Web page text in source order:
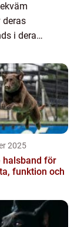
deras
i deras
2025
halsband för
funktion och